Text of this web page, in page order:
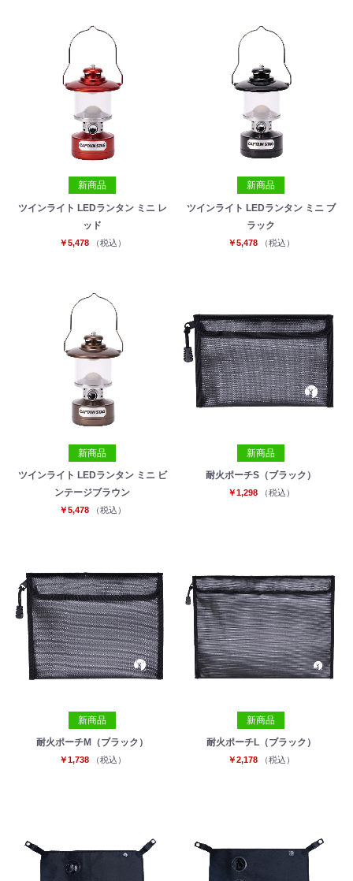
新商品
ツインライト LEDランタン ミニ レ
ッド
￥5,478 （税込）
新商品
ツインライト LEDランタン ミニ ブ
ラック
￥5,478 （税込）
新商品
ツインライト LEDランタン ミニ ビ
ンテージブラウン
￥5,478 （税込）
新商品
耐火ポーチS（ブラック）
￥1,298 （税込）
新商品
耐火ポーチM（ブラック）
￥1,738 （税込）
新商品
耐火ポーチL（ブラック）
￥2,178 （税込）
お買い物を続ける カートへ進む